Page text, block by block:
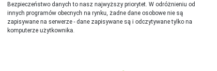
Bezpieczeństwo danych to nasz najwyższy priorytet. W odróżnieniu od
innych programów obecnych na rynku, żadne dane osobowe nie są
zapisywane na serwerze - dane zapisywane są i odczytywane tylko na
komputerze użytkownika.